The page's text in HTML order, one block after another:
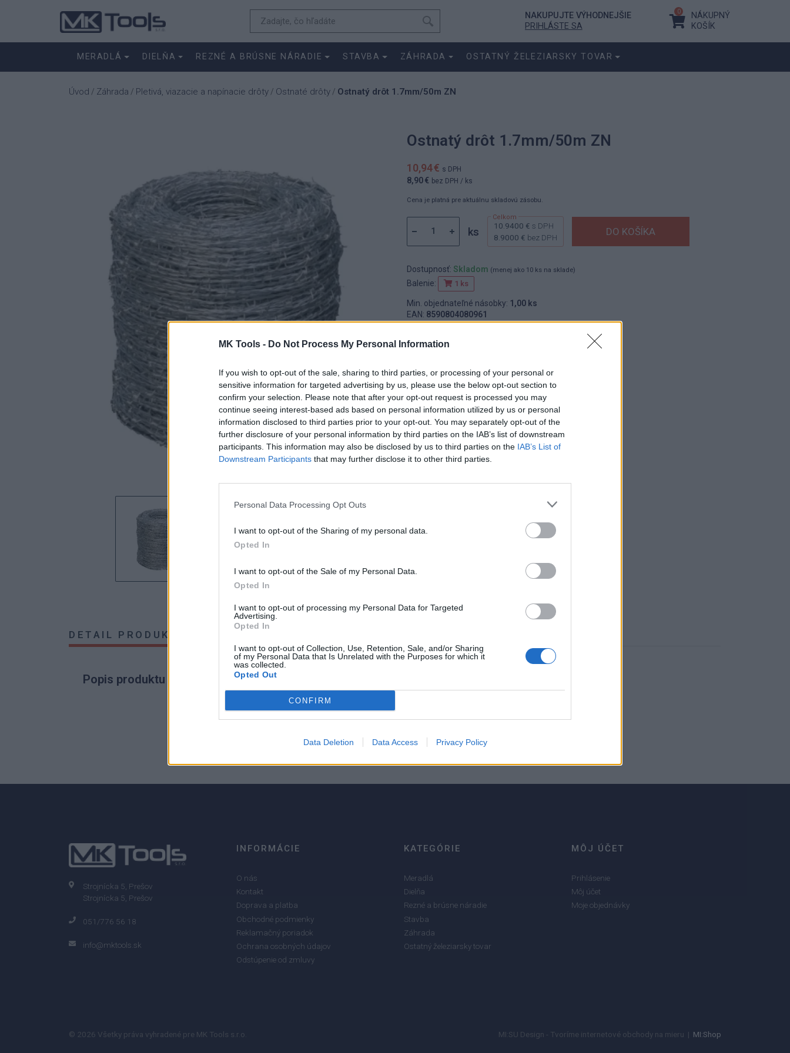
MK Tools - Do Not Process My Personal Information
If you wish to opt-out of the sale, sharing to third parties, or processing of your personal or
sensitive information for targeted advertising by us, please use the below opt-out section to
confirm your selection. Please note that after your opt-out request is processed you may
continue seeing interest-based ads based on personal information utilized by us or personal
information disclosed to third parties prior to your opt-out. You may separately opt-out of the
further disclosure of your personal information by third parties on the IAB’s list of downstream
participants. This information may also be disclosed by us to third parties on the IAB’s List of
Downstream Participants that may further disclose it to other third parties.
Personal Data Processing Opt Outs
I want to opt-out of the Sharing of my personal data.
Opted In
I want to opt-out of the Sale of my Personal Data.
Opted In
I want to opt-out of processing my Personal Data for Targeted
Advertising.
Opted In
I want to opt-out of Collection, Use, Retention, Sale, and/or Sharing
of my Personal Data that Is Unrelated with the Purposes for which it
was collected.
Opted Out
CONFIRM
Data Deletion Data Access Privacy Policy
NAKUPUJTE VÝHODNEJŠIE
PRIHLÁSTE SA
0
NÁKUPNÝ
KOŠÍK
MERADLÁ DIELŇA REZNÉ A BRÚSNE NÁRADIE STAVBA ZÁHRADA OSTATNÝ ŽELEZIARSKY TOVAR
Úvod / Záhrada / Pletivá, viazacie a napínacie drôty / Ostnaté drôty / Ostnatý drôt 1.7mm/50m ZN
Ostnatý drôt 1.7mm/50m ZN
10,94 € s DPH
8,90 € bez DPH / ks
Cena je platná pre aktuálnu skladovú zásobu.
ks 10.9400 € s DPH
8.9000 € bez DPH
Dostupnosť: Skladom (menej ako 10 ks na sklade)
Balenie: 1 ks
Min. objednateľné násobky: 1,00 ks
EAN: 8590804080961
DETAIL PRODUKTU
Popis produktu
3
2
Strojnícka 5, Prešov
Strojnícka 5, Prešov
051/776 56 18
info@mktools.sk
INFORMÁCIE
O nás
Kontakt
Doprava a platba
Obchodné podmienky
Reklamačný poriadok
Ochrana osobných údajov
Odstúpenie od zmluvy
KATEGÓRIE
Meradlá
Dielňa
Rezné a brúsne náradie
Stavba
Záhrada
Ostatný železiarsky tovar
MÔJ ÚČET
Prihlásenie
Môj účet
Moje objednávky
© 2026 Všetky práva vyhradené pre MK Tools s.r.o. MI:SU Design - Tvoríme internetové obchody na mieru | MI:Shop